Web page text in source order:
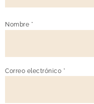
Nombre *
Correo electrónico *